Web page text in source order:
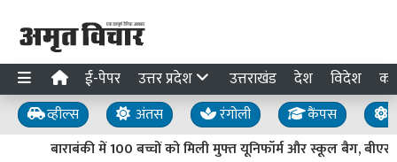
ई-पेपर उत्तर प्रदेश उत्तराखंड देश विदेश
व्हील्स अंतस रंगोली कैंपस
बाराबंकी में 100 बच्चों को मिली मुफ्त यूनिफॉर्म और स्कूल बैग,